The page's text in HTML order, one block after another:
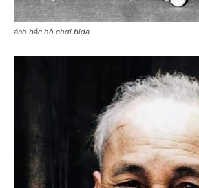
ảnh bác hồ chơi bida